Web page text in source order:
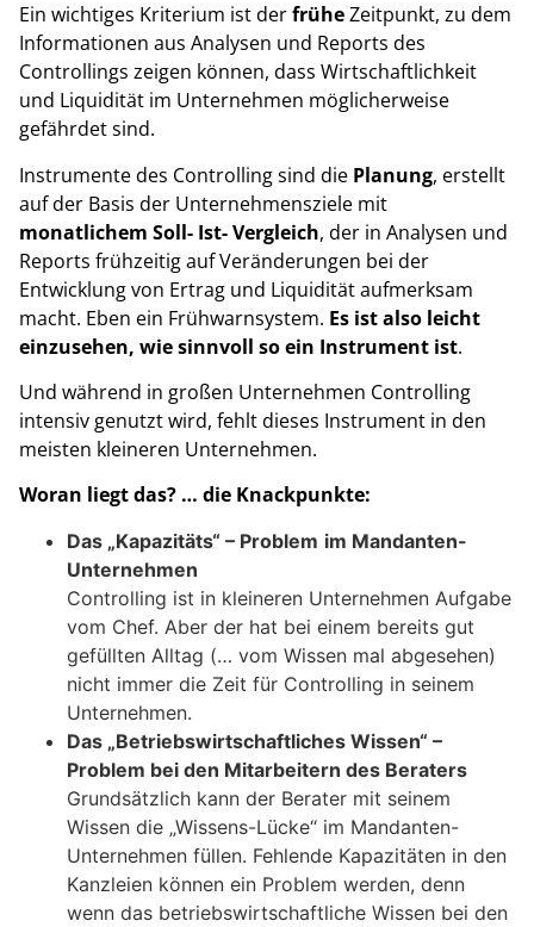
Ein wichtiges Kriterium ist derfrüheZeitpunkt, zu dem
Informationen aus Analysen und Reports des
Controllings zeigen können, dass Wirtschaftlichkeit
und Liquidität im Unternehmen möglicherweise
gefährdet sind.
Instrumente des Controlling sind die Planung, erstellt
auf der Basis der Unternehmensziele mit
monatlichem Soll- Ist- Vergleich, der in Analysen und
Reports frühzeitig auf Veränderungen bei der
Entwicklung von Ertrag und Liquidität aufmerksam
macht. Eben ein Frühwarnsystem. Es ist also leicht
einzusehen, wie sinnvoll so ein Instrument ist.
Und während in großen Unternehmen Controlling
intensiv genutzt wird, fehlt dieses Instrument in den
meisten kleineren Unternehmen.
Woran liegt das? … die Knackpunkte:
Das „Kapazitäts“ – Problem im Mandanten-
Unternehmen
Controlling ist in kleineren Unternehmen Aufgabe
vom Chef. Aber der hat bei einem bereits gut
gefüllten Alltag (… vom Wissen mal abgesehen)
nicht immer die Zeit für Controlling in seinem
Unternehmen.
Das „Betriebswirtschaftliches Wissen“ –
Problem bei den Mitarbeitern des Beraters
Grundsätzlich kann der Berater mit seinem
Wissen die „Wissens-Lücke“ im Mandanten-
Unternehmen füllen. Fehlende Kapazitäten in den
Kanzleien können ein Problem werden, denn
wenn das betriebswirtschaftliche Wissen bei den